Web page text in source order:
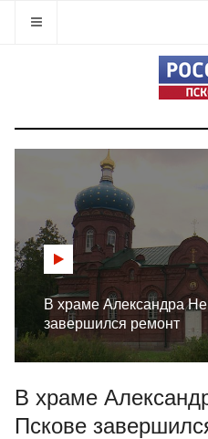
В храме Александра
завершился ремонт
В храме
Пскове